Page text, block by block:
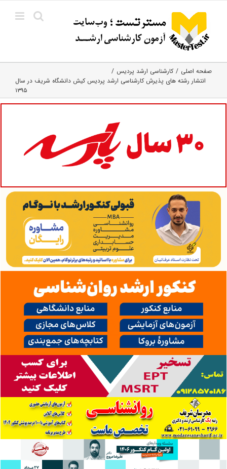
content
صفحه اصلی
کارشناسی ارشد پردیس
انتشار رشته های پذیرش کارشناسی ارشد پردیس کیش دانشگاه شریف در سال
۱۳۹۵